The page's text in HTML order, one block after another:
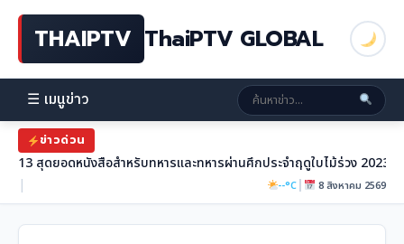
THAIPTV ThaiPTV GLOBAL
☰ เมนูข่าว
ข่าวด่วน
13 สุดยอดหนังสือสำหรับทหารและทหารผ่านศึกประจำฤดูใบไม้ร่วง 2023
|
--°C| 8 สิงหาคม 2569